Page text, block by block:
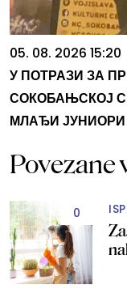
05. 08. 2026 15:20
У ПОТРАЗИ ЗА
СОКОБАЊСКОЈ
МЛАЂИ ЈУНИОРИ
Povezane
0